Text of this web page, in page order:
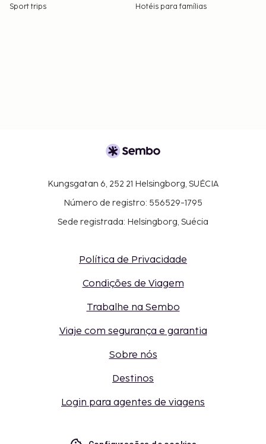
Sport trips Hotéis para famílias
Kungsgatan 6, 252 21 Helsingborg, SUÉCIA
Número de registro: 556529-1795
Sede registrada: Helsingborg, Suécia
Política de Privacidade
Condições de Viagem
Trabalhe na Sembo
Viaje com segurança e garantia
Sobre nós
Destinos
Login para agentes de viagens